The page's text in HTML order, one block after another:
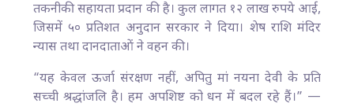
तकनीकी सहायता प्रदान की है। कुल लागत १२ लाख रुपये आई,
जिसमें ५० प्रतिशत अनुदान सरकार ने दिया। शेष राशि मंदिर
न्यास तथा दानदाताओं ने वहन की।
“यह केवल ऊर्जा संरक्षण नहीं, अपितु मां नयना देवी के प्रति
सच्ची श्रद्धांजलि है। हम अपशिष्ट को धन में बदल रहे हैं।” —